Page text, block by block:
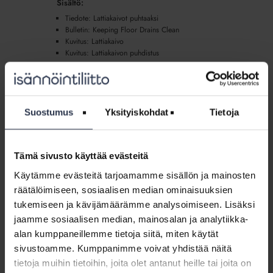
Suostumus Yksityiskohdat Tietoja
Tämä sivusto käyttää evästeitä
Käytämme evästeitä tarjoamamme sisällön ja mainosten
räätälöimiseen, sosiaalisen median ominaisuuksien
tukemiseen ja kävijämäärämme analysoimiseen. Lisäksi
jaamme sosiaalisen median, mainosalan ja analytiikka-
alan kumppaneillemme tietoja siitä, miten käytät
sivustoamme. Kumppanimme voivat yhdistää näitä
tietoja muihin tietoihin, joita olet antanut heille tai joita on
Sisältö:
Tiedote: Lattiakaivot puhtaaksi
Bulletin: Keeping Floor Drains Clean
Kuvitus: Lattiakaivo
Kuvitus: Lattiakaivon puhdistus
Tiedotemalli:
pois
asunnosta
Tiedotemalli: Muuttaminen pois asunnosta
(lisäpalvelu)
VIESTI+
tehdä, kun hän muuttaa pois asunnosta. Tiedotemalli
kuuluu Viestiplus-palveluun (Viesti+).
Sisältö:
Tiedote: Asunnosta pois muuttaminen
Kuva: Avaimenperä
Tiedotemalli:
Naapurisopu